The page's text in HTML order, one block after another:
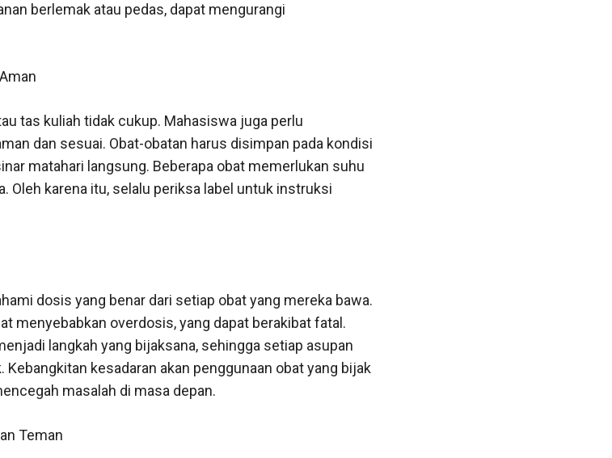
berlemak atau pedas, dapat mengurangi
tas kuliah tidak cukup. Mahasiswa juga perlu
dan sesuai. Obat-obatan harus disimpan pada kondisi
matahari langsung. Beberapa obat memerlukan suhu
karena itu, selalu periksa label untuk instruksi
dosis yang benar dari setiap obat yang mereka bawa.
menyebabkan overdosis, yang dapat berakibat fatal.
langkah yang bijaksana, sehingga setiap asupan
kesadaran akan penggunaan obat yang bijak
masalah di masa depan.
Teman